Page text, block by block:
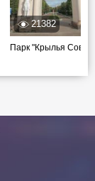
21382
Парк "Крылья